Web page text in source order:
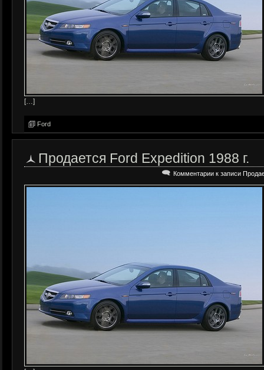
[…]
Ford
Продается Ford Expedition 1988 г.
Комментарии к записи